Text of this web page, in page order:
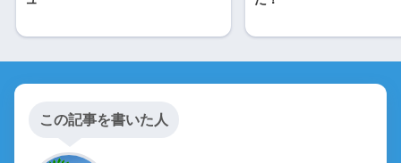
この記事を書いた人